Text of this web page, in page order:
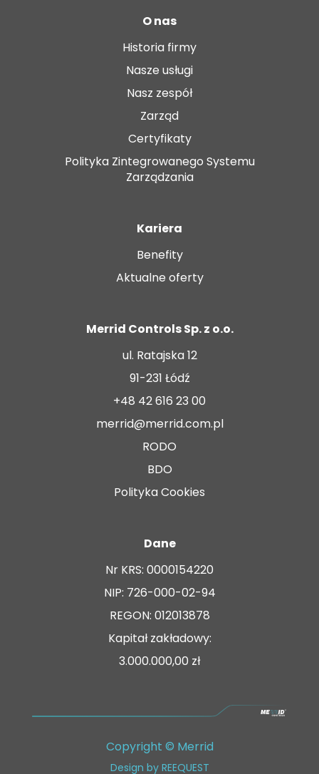
O nas
Historia firmy
Nasze usługi
Nasz zespół
Zarząd
Certyfikaty
Polityka Zintegrowanego Systemu
Zarządzania
Kariera
Benefity
Aktualne oferty
Merrid Controls Sp. z o.o.
ul. Ratajska 12
91-231 Łódź
+48 42 616 23 00
merrid@merrid.com.pl
RODO
BDO
Polityka Cookies
Dane
Nr KRS: 0000154220
NIP: 726-000-02-94
REGON: 012013878
Kapitał zakładowy:
3.000.000,00 zł
Copyright © Merrid
Design by REEQUEST